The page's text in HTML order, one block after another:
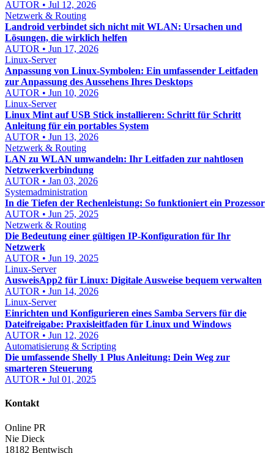
AUTOR • Jul 12, 2026
Netzwerk & Routing
Landroid verbindet sich nicht mit WLAN: Ursachen und
Lösungen, die wirklich helfen
AUTOR • Jun 17, 2026
Linux-Server
Anpassung von Linux-Symbolen: Ein umfassender Leitfaden
zur Anpassung des Aussehens Ihres Desktops
AUTOR • Jun 10, 2026
Linux-Server
Linux Mint auf USB Stick installieren: Schritt für Schritt
Anleitung für ein portables System
AUTOR • Jun 13, 2026
Netzwerk & Routing
LAN zu WLAN umwandeln: Ihr Leitfaden zur nahtlosen
Netzwerkverbindung
AUTOR • Jan 03, 2026
Systemadministration
In die Tiefen der Rechenleistung: So funktioniert ein Prozessor
AUTOR • Jun 25, 2025
Netzwerk & Routing
Die Bedeutung einer gültigen IP-Konfiguration für Ihr
Netzwerk
AUTOR • Jun 19, 2025
Linux-Server
AusweisApp2 für Linux: Digitale Ausweise bequem verwalten
AUTOR • Jun 14, 2026
Linux-Server
Einrichten und Konfigurieren eines Samba Servers für die
Dateifreigabe: Praxisleitfaden für Linux und Windows
AUTOR • Jun 12, 2026
Automatisierung & Scripting
Die umfassende Shelly 1 Plus Anleitung: Dein Weg zur
smarteren Steuerung
AUTOR • Jul 01, 2025
Kontakt
Online PR
Nie Dieck
18182 Bentwisch